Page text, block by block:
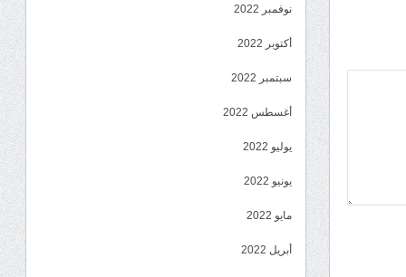
نوفمبر 2022
أكتوبر 2022
سبتمبر 2022
أغسطس 2022
يوليو 2022
يونيو 2022
مايو 2022
أبريل 2022